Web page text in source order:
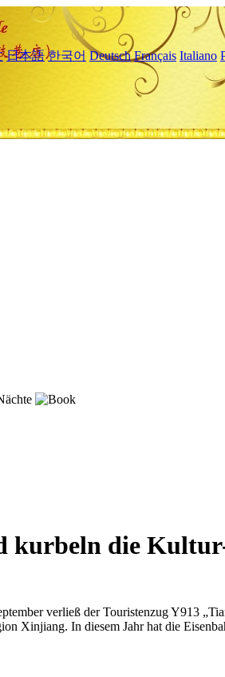
日本語 한국어 Deutsch Français Italiano
kurbeln die
verließ der Touristenzug Y913
Xinjiang. In diesem Jahr hat die